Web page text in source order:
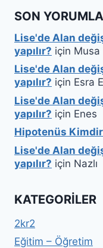
SON
Lise'de Alan
yapılır? için Musa
Lise'de Alan
yapılır? için Esra
Lise'de Alan
yapılır? için Enes
Hipotenüs
Lise'de Alan
yapılır? için Nazlı
KATEGORILER
2kr2
Eğitim – Öğretim